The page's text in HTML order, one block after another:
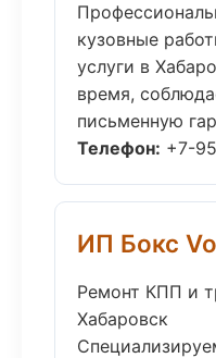
кузовные
услуги в
время,
письменную
Телефон: +7-
ИП Бокс
Ремонт КПП и
Хабаровск